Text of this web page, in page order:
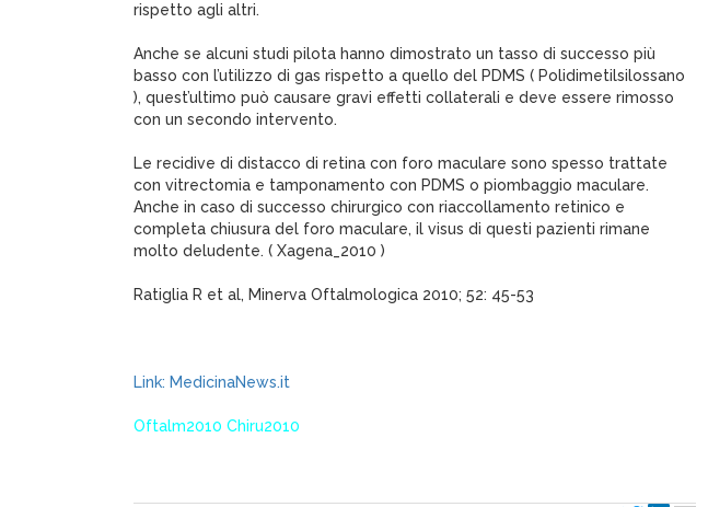
rispetto agli altri.
Anche se alcuni studi pilota hanno dimostrato un tasso di successo più
basso con l’utilizzo di gas rispetto a quello del PDMS ( Polidimetilsilossano
), quest’ultimo può causare gravi effetti collaterali e deve essere rimosso
con un secondo intervento.
Le recidive di distacco di retina con foro maculare sono spesso trattate
con vitrectomia e tamponamento con PDMS o piombaggio maculare.
Anche in caso di successo chirurgico con riaccollamento retinico e
completa chiusura del foro maculare, il visus di questi pazienti rimane
molto deludente. ( Xagena_2010 )
Ratiglia R et al, Minerva Oftalmologica 2010; 52: 45-53
Link: MedicinaNews.it
Oftalm2010 Chiru2010